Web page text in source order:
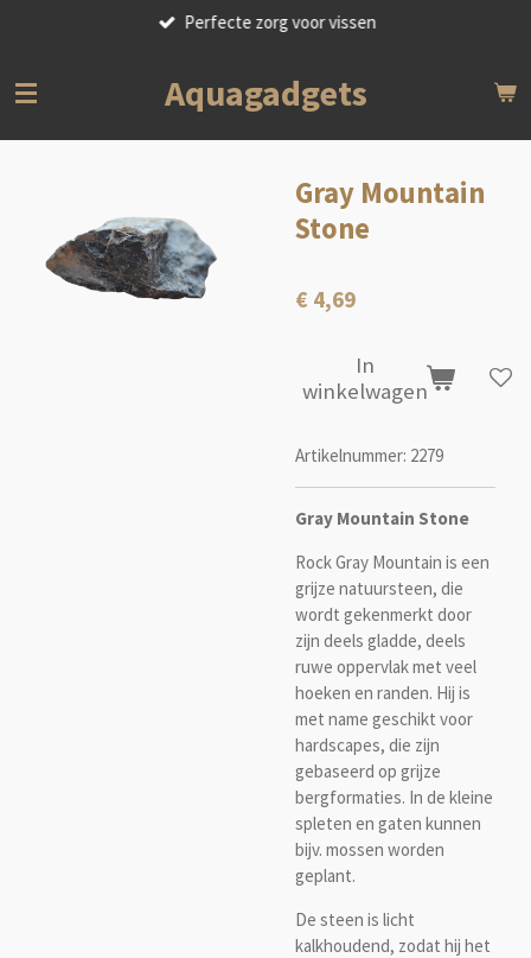
de
Perfecte zorg voor vissen
Aquagadgets
Gray Mountain
Stone
€ 4,69
In
winkelwagen
Artikelnummer: 2279
Gray Mountain Stone
Rock Gray Mountain is een
grijze natuursteen, die
wordt gekenmerkt door
zijn deels gladde, deels
ruwe oppervlak met veel
hoeken en randen. Hij is
met name geschikt voor
hardscapes, die zijn
gebaseerd op grijze
bergformaties. In de kleine
spleten en gaten kunnen
bijv. mossen worden
geplant.
De steen is licht
kalkhoudend, zodat hij het